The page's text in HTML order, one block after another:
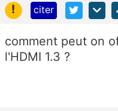
!
citer
comment peut on
l'HDMI 1.3 ?